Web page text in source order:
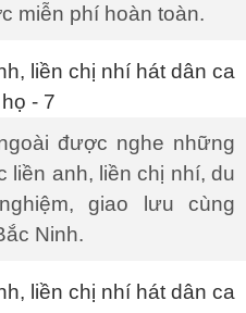
miễn phí hoàn toàn.
được nghe những
liền anh, liền chị nhí, du
giao lưu cùng
Ninh.